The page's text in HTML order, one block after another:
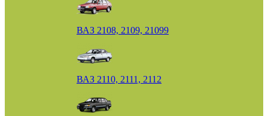
ВАЗ 2108, 2109, 21099
ВАЗ 2110, 2111, 2112